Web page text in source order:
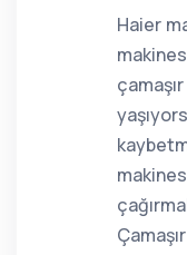
Haier